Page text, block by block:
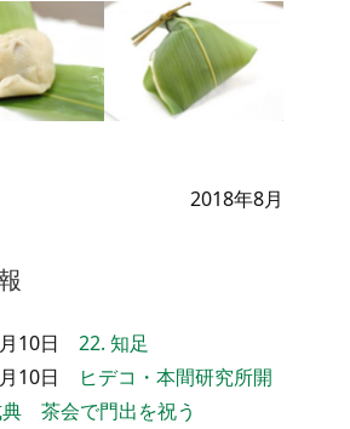
2018年8月
10日 22. 知足
10日
ヒデコ・本間研究所開
茶会で門出を祝う